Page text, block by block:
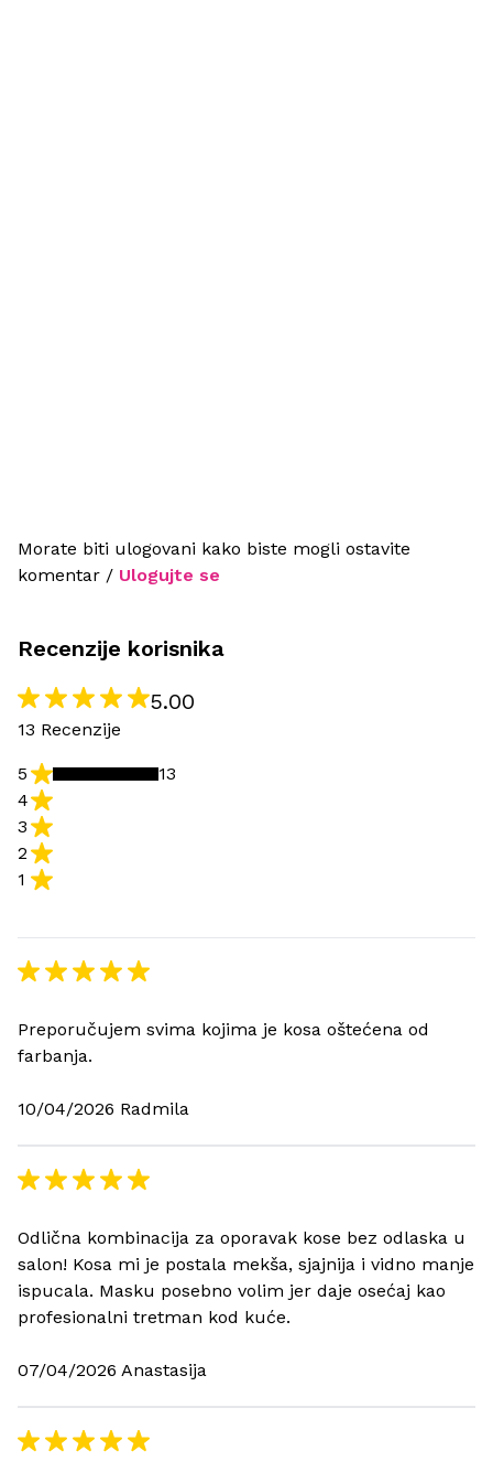
Morate biti ulogovani kako biste mogli ostavite
komentar / Ulogujte se
Recenzije korisnika
5.00
13 Recenzije
1
2
3
4
5 13
Preporučujem svima kojima je kosa oštećena od
farbanja.
10/04/2026 Radmila
Odlična kombinacija za oporavak kose bez odlaska u
salon! Kosa mi je postala mekša, sjajnija i vidno manje
ispucala. Masku posebno volim jer daje osećaj kao
profesionalni tretman kod kuće.
07/04/2026 Anastasija